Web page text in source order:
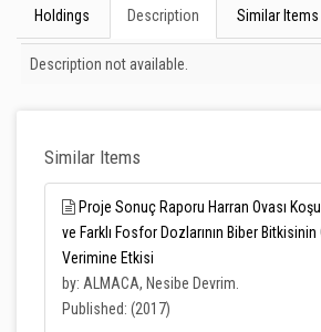
Holdings Description Similar Items
Description
Description not available.
Similar Items
Proje Sonuç Raporu Harran Ovası
ve Farklı Fosfor Dozlarının Biber
Verimine Etkisi
by: ALMACA, Nesibe Devrim.
Published: (2017)